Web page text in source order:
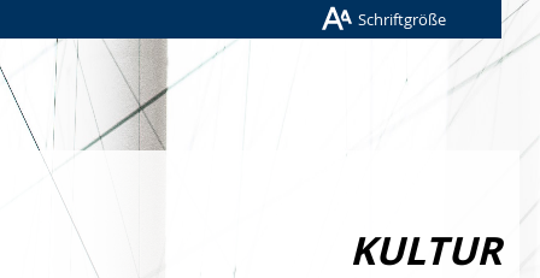
Schriftgröße
KULTUR